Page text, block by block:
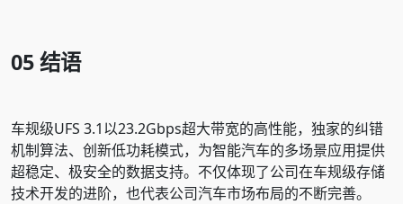
05结语
车规级UFS 3.1以23.2Gbps超大带宽的高性能，独家的纠错
机制算法、创新低功耗模式，为智能汽车的多场景应用提供
超稳定、极安全的数据支持。不仅体现了公司在车规级存储
技术开发的进阶，也代表公司汽车市场布局的不断完善。